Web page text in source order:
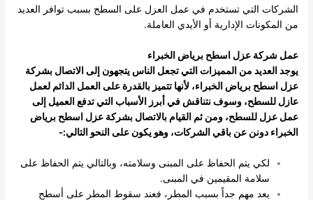
الشركات التي تستخدم في عمل العزل على السطح بسبب توافر العديد
من المكونات الإدارية أو الأيدي العاملة.
عمل شركة عزل اسطح برياض الخبراء
يوجد العديد من المميزات التي تجعل الناس يتجهون إلى الاتصال بشركة
عزل اسطح برياض الخبراء، لأنها تتميز بالقدرة على العمل الدائم لعمل
عازل للسطح، وسوف نتناقش في أبرز الأسباب التي تدفع العميل إلى
عمل عزل للسطح، ومن ثم القيام بالاتصال بشركة عزل اسطح برياض
الخبراء دونن عن باقي الشركات، وهو يكون على النحو التالي:-
لكي يتم الحفاظ على المبنى وسلامته، وبالتالي يتم الحفاظ على
سلامة المقيمين في المبنى.
يعد مهم جداً بسبب المطر، فعند سقوط المطر على أسطح